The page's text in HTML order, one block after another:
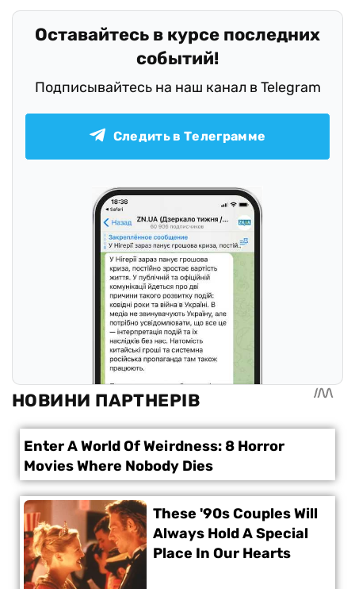
Оставайтесь в курсе последних
событий!
Подписывайтесь на наш канал в Telegram
Следить в Телеграмме